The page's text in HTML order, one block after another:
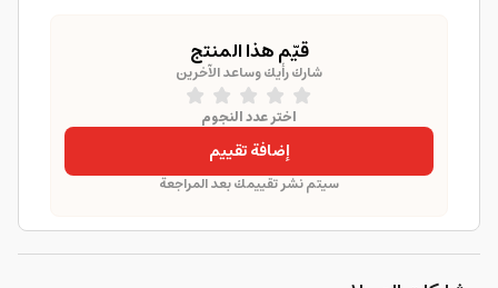
قيّم هذا المنتج
شارك رأيك وساعد الآخرين
اختر عدد النجوم
إضافة تقييم
سيتم نشر تقييمك بعد المراجعة